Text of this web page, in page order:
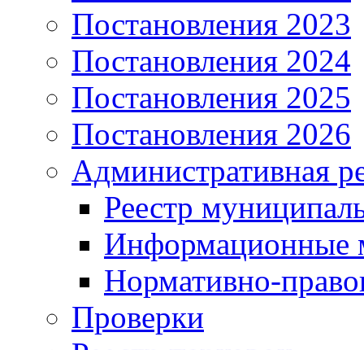
Постановления 2023
Постановления 2024
Постановления 2025
Постановления 2026
Административная
Реестр
Информационные
Нормативно-
Проверки